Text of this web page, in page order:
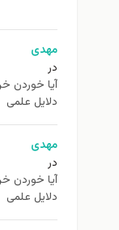
مهدی
در
آیا خوردن
دلایل علمی
مهدی
در
آیا خوردن
دلایل علمی